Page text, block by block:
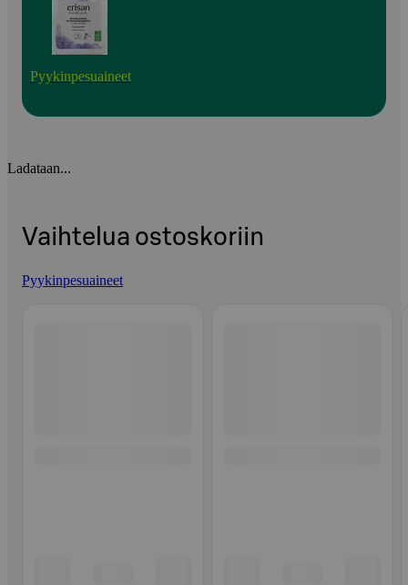
Pyykinpesuaineet
Ladataan...
Vaihtelua ostoskoriin
Pyykinpesuaineet